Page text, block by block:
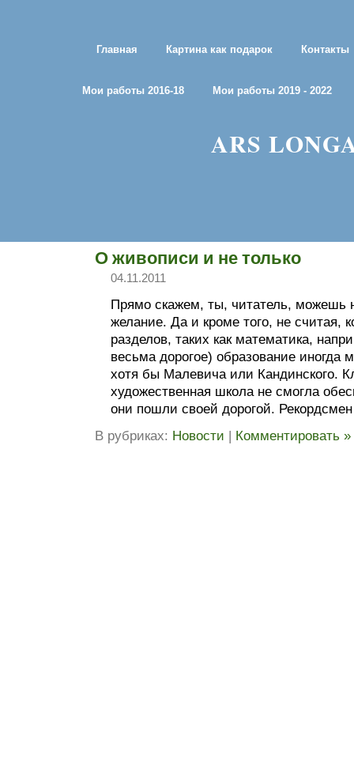
Главная Картина как подарок Контакты
Мои работы 2016-18 Мои работы 2019 - 2022
ARS
О живописи и не только
04.11.2011
Прямо скажем, ты, читатель, можешь
желание. Да и кроме того, не считая,
разделов, таких как математика,
весьма дорогое) образование
хотя бы Малевича или Кандинского.
художественная школа не смогла
они пошли своей дорогой.
В рубриках: Новости | Комментировать »